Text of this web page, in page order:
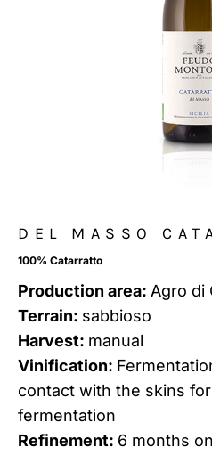
DEL MASSO
100% Catarratto
Production area: Agro di
Terrain: sabbioso
Harvest: manual
Vinification:
contact with the skins
fermentation
Refinement: 6 months